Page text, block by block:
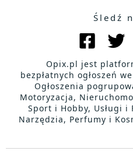
Śledź
Opix.pl jest
bezpłatnych ogłoszeń
Ogłoszenia
Motoryzacja,
Sport i Hobby, Usługi i
Narzędzia, Perfumy i